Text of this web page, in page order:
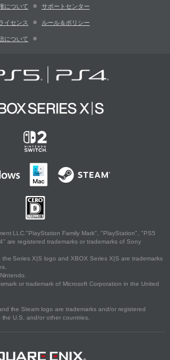
について サポートセンター
イセンス ルール＆ポリシー
について
LLC."PlayStation Family Mark", "PlayStation", "PS5
are registered trademarks or trademarks of Sony
Series X|S logo and XBOX Series X|S are trademarks
or trademark of Microsoft Corporation in the United
the Steam logo are trademarks and/or registered
U.S. and/or other countries.